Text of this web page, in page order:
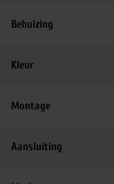
Behuizing
Kleur
Montage
Aansluiting